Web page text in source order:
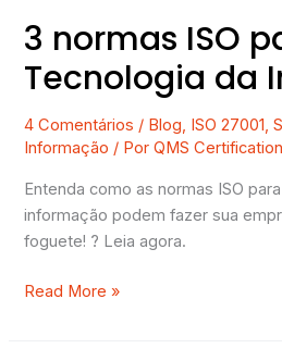
3 normas ISO
Tecnologia da
4 Comentários / Blog, ISO 27001,
Informação / PorQMS Certification
Entenda como as normas ISO
informação podem fazer sua
foguete! ? Leia agora.
Read More »